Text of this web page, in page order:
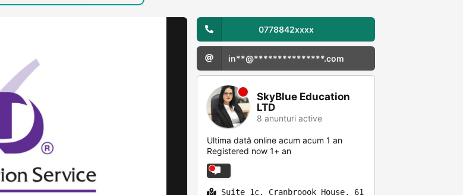
0778842xxxx
in**@***************.com
SkyBlue Education
LTD
8 anunturi active
Ultima dată online acum acum 1 an
Registered now 1+ an
Suite 1c, Cranbroook House, 61